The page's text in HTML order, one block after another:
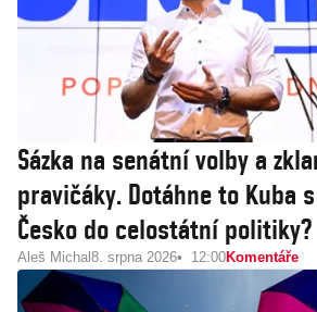
Sázka na senátní volby a
pravičáky. Dotáhne to Kuba
Česko do celostátní politiky?
Aleš Michal 8. srpna 2026 12:00Komentáře